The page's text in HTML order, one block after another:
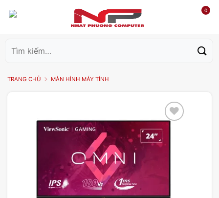
0
kiếm:
TRANG CHỦ MÀN HÌNH MÁY TÍNH
Add to